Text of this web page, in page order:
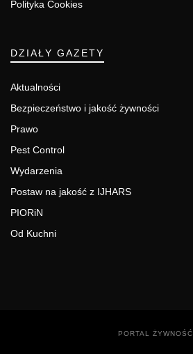
Polityka Cookies
DZIAŁY GAZETY
Aktualności
Bezpieczeństwo i jakość żywności
Prawo
Pest Control
Wydarzenia
Postaw na jakość z IJHARS
PIORiN
Od Kuchni
PORTAL ŻYWNOŚĆ